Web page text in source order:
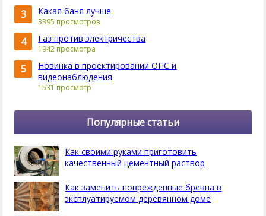
3 Какая баня лучше
3395 просмотров
4 Газ против электричества
1942 просмотра
5
Новинка в проектировании ОПС и
видеонаблюдения
1531 просмотр
Популярные статьи
Как своими руками приготовить
качественный цементный раствор
Как заменить поврежденные бревна в
эксплуатируемом деревянном доме